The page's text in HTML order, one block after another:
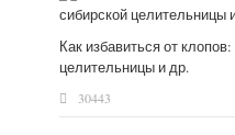
Как избавиться от
целительницы и др.
30443